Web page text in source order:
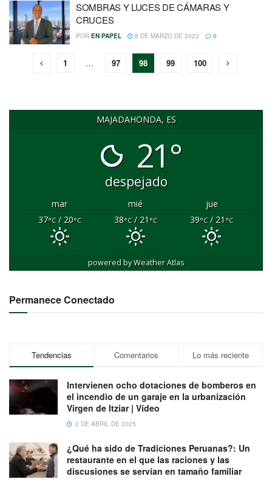
SOMBRAS Y LUCES DE CÁMARAS Y
CRUCES
POR EN PAPEL 8 DE MARZO DE 2022 0
1 … 97 98 99 100
MAJADAHONDA, ES
21°
despejado
mar mié
jue
37°C/ 20°C 38°C/ 21 °C 39°C/ 21 °C
powered byWeather Atlas
Permanece Conectado
Tendencias Comentarios Lo más reciente
Intervienen ocho dotaciones de bomberos en
el incendio de un garaje en la urbanización
Virgen de Itziar | Vídeo
2 DE ABRIL DE 2025
¿Qué ha sido de Tradiciones Peruanas?: Un
restaurante en el que las raciones y las
discusiones se servían en tamaño familiar